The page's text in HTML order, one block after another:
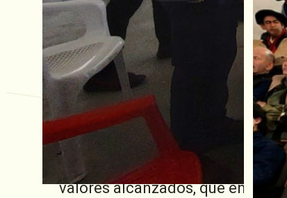
La jornada se desarrolló en un
y productoresque se acercaron
un colorido especial a la tarde.
a través de las vías telefónicas,
Cooperativa.
En total, fueron
150 cabezaslas
Angus, Brangus y Polled
servicio. Todos los ejemplares
el interés de los compradores
valores alcanzados, que en